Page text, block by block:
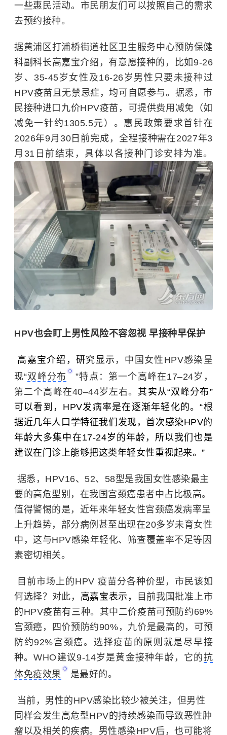
一些惠民活动。市民朋友们可以按照自己的需求
去预约接种。
据黄浦区打浦桥街道社区卫生服务中心预防保健
科副科长高嘉宝介绍，有意愿接种的，比如9-26
岁、35-45岁女性及16-26岁男性只要未接种过
HPV疫苗且无禁忌症，均可自愿参与。据悉，市
民接种进口九价HPV疫苗，可提供费用减免（如
减免一针约1305.5元）。惠民政策要求首针在
2026年9月30日前完成，全程接种需在2027年3
月31日前结束，具体以各接种门诊安排为准。
HPV也会盯上男性风险不容忽视 早接种早保护
高嘉宝介绍，研究显示 ，中国女性HPV感染呈
现“双峰分布
”特点：第一个高峰在17–24岁，
第二个高峰在40–44岁左右。 其实从“双峰分布”
可以看到，HPV发病率是在逐渐年轻化的。“根
据近几年人口学特征我们发现，首次感染HPV的
年龄大多集中在17-24岁的年龄，所以我们也是
建议在门诊上能够把这类年轻女性重视起来。”
据悉，HPV16、52、58型是我国女性感染最主
要的高危型别，在我国宫颈癌患者中占比极高。
值得警惕的是，近年来年轻女性宫颈癌发病率呈
上升趋势，部分病例甚至出现在20多岁未育女性
中，这与HPV感染年轻化、筛查覆盖率不足等因
素密切相关。
目前市场上的HPV 疫苗分各种价型，市民该如
何选择？对此， 高嘉宝表示，
目前我国批准上市
的HPV疫苗有三种。其中二价疫苗可预防约69%
宫颈癌，四价预防约90%，九价是最高的，可预
防约92%宫颈癌。选择疫苗的原则就是尽早接
种。WHO建议9-14岁是黄金接种年龄，它的抗
体免疫效果
是最好的。
当前，男性的HPV感染比较少被关注，但男性
同样会发生高危型HPV的持续感染而导致恶性肿
瘤以及相关的疾病。男性感染HPV后，也可能将